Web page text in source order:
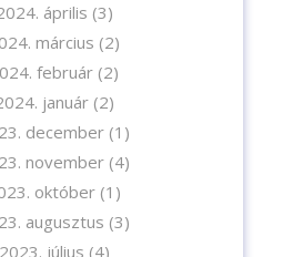
április (3)
március (2)
február (2)
január(2)
december (1)
november (4)
október (1)
augusztus (3)
2023. július (4)
fel hírlevelünkre!